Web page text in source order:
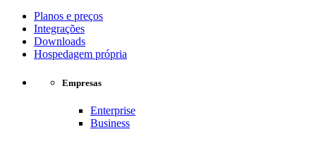
Planos e preços
Integrações
Downloads
Hospedagem própria
Empresas
Enterprise
Business